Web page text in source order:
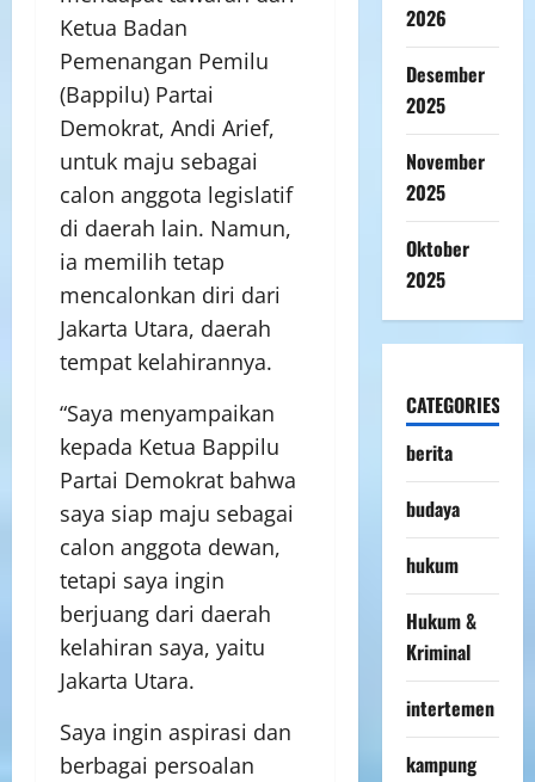
Ketua Badan
Pemenangan Pemilu
(Bappilu) Partai
Demokrat, Andi Arief,
untuk maju sebagai
calon anggota legislatif
di daerah lain. Namun,
ia memilih tetap
mencalonkan diri dari
Jakarta Utara, daerah
tempat kelahirannya.
“Saya menyampaikan
kepada Ketua Bappilu
Partai Demokrat bahwa
saya siap maju sebagai
calon anggota dewan,
tetapi saya ingin
berjuang dari daerah
kelahiran saya, yaitu
Jakarta Utara.
Saya ingin aspirasi dan
berbagai persoalan
2026
Desember
2025
November
2025
Oktober
2025
CATEGORIES
berita
budaya
hukum
Hukum &
Kriminal
intertemen
kampung